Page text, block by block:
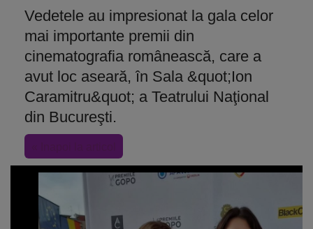
Vedetele au impresionat la gala celor
mai importante premii din
cinematografia românească, care a
avut loc aseară, în Sala &quot;Ion
Caramitru&quot; a Teatrului Naţional
din Bucureşti.